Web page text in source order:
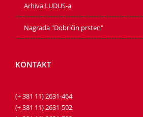
Arhiva LUDUS-a
Nagrada "Dobričin prsten"
KONTAKT
(+ 381 11) 2631-464
(+ 381 11) 2631-592